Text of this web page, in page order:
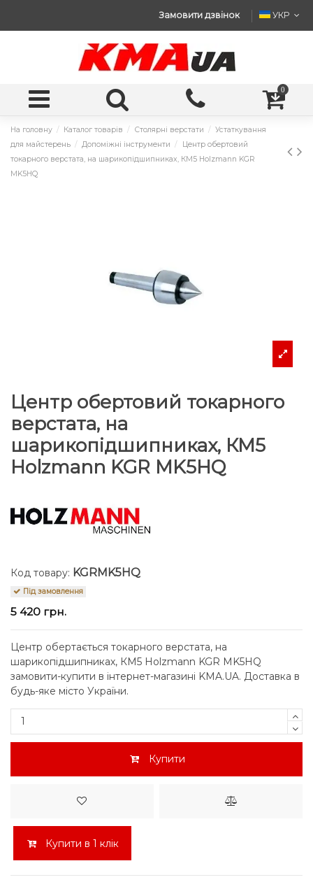
Замовити дзвінок УКР
0
На головну Каталог товарів Столярні верстати
Устаткування
для майстерень
Допоміжні інструменти
Центр обертовий
токарного верстата, на шарикопідшипниках, КМ5 Holzmann KGR
MK5HQ
Центр обертовий токарного
верстата, на
шарикопідшипниках, КМ5
Holzmann KGR MK5HQ
Код товару: KGRMK5HQ
Під замовлення
5 420 грн.
Центр обертається токарного верстата, на
шарикопідшипниках, КМ5 Holzmann KGR MK5HQ
замовити-купити в інтернет-магазині KMA.UA. Доставка в
будь-яке місто України.
Купити
Купити в 1 клік